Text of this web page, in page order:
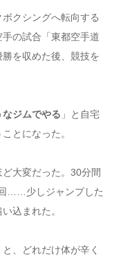
クシングへ転向する
の試合「東都空手道
を収めた後、競技を
ジムでやる 」と自宅
とになった。
大変だった。30分間
……少しジャンプした
込まれた。
、どれだけ体が辛く